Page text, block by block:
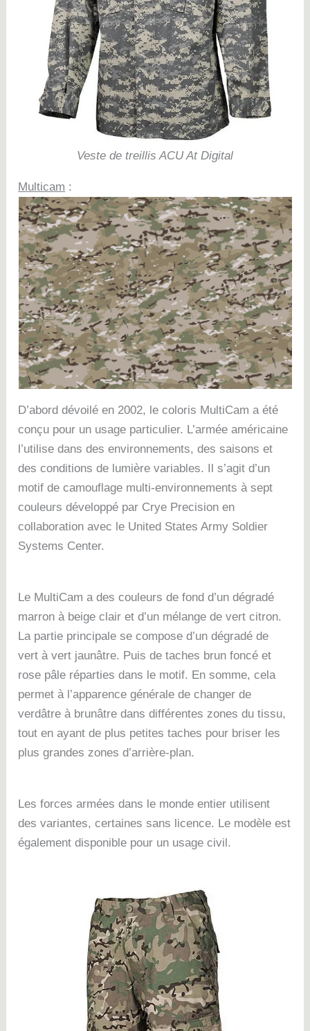
Veste de treillis ACU At Digital
Multicam :
D’abord dévoilé en 2002, le coloris MultiCam a été
conçu pour un usage particulier. L’armée américaine
l’utilise dans des environnements, des saisons et
des conditions de lumière variables.
Il s’agit d’un
motif de camouflage multi-environnements à sept
couleurs développé par Crye Precision en
collaboration avec le United States Army Soldier
Systems Center.
Le MultiCam a des couleurs de fond d’un dégradé
marron à beige clair et d’un mélange de vert citron.
La partie principale se compose d’un dégradé de
vert à vert jaunâtre. Puis de taches brun foncé et
rose pâle réparties dans le motif. En somme, cela
permet à l’apparence générale de changer de
verdâtre à brunâtre dans différentes zones du tissu,
tout en ayant de plus petites taches pour briser les
plus grandes zones d’arrière-plan.
Les forces armées dans le monde entier utilisent
des variantes, certaines sans licence. Le modèle est
également disponible pour un usage civil.